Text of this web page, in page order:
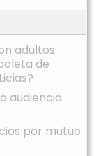
adultos
de
audiencia
por mutuo